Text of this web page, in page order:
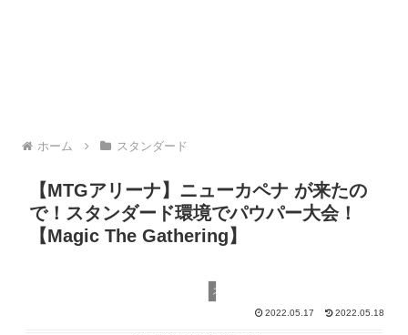
ホーム スタンダード
【MTGアリーナ】ニューカペナ が来たの
で！スタンダード環境でパウパー大会！
【Magic The Gathering】
スタンダード
2022.05.17 2022.05.18